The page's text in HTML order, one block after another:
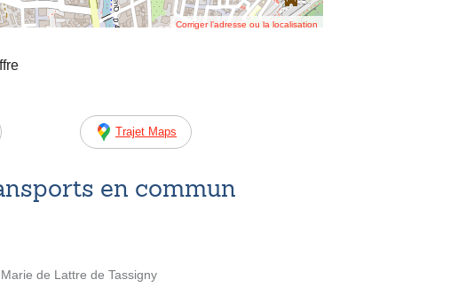
Corriger l’adresse ou la localisation
Trajet Maps
en commun
de Lattre de Tassigny